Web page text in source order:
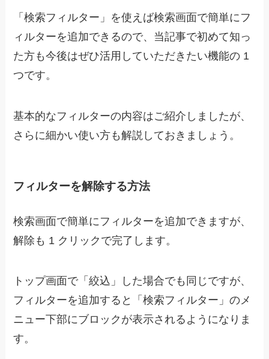
「検索フィルター」を使えば検索画面で簡単にフ
ィルターを追加できるので、当記事で初めて知っ
た方も今後はぜひ活用していただきたい機能の 1
つです。
基本的なフィルターの内容はご紹介しましたが、
さらに細かい使い方も解説しておきましょう。
フィルターを解除する方法
検索画面で簡単にフィルターを追加できますが、
解除も 1 クリックで完了します。
トップ画面で「絞込」した場合でも同じですが、
フィルターを追加すると「検索フィルター」のメ
ニュー下部にブロックが表示されるようになりま
す。